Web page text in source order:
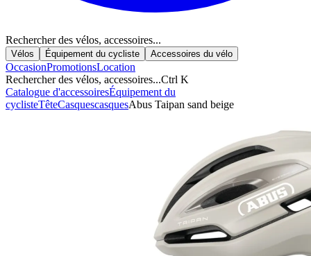
Rechercher des vélos, accessoires...
Vélos Équipement du cycliste Accessoires du vélo
OccasionPromotionsLocation
Rechercher des vélos, accessoires...Ctrl K
Catalogue d'accessoiresÉquipement du
cyclisteTêteCasquescasquesAbus Taipan sand beige